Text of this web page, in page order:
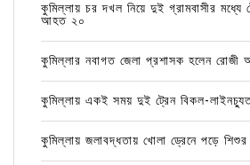
কুমিল্লায় চর দখল নিয়ে দুই গ্রামবাসীর মধ্যে
আহত ২০
কুমিল্লার নবাগত জেলা প্রশাসক হলেন রোজী
কুমিল্লায় একই সময় দুই ট্রেন বিকল-
কুমিল্লায় জলাবদ্ধতায় খোলা ড্রেনে পড়ে